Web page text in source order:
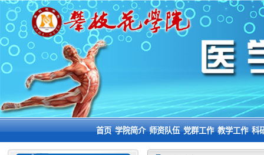
首页学院简介师资队伍党群工作教学工作科